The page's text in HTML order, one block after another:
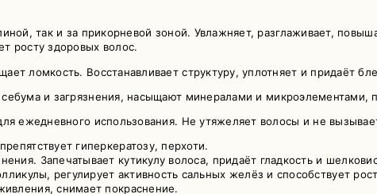
так и за прикорневой зоной. Увлажняет, разглаживает,
росту здоровых волос.
ломкость. Восстанавливает структуру, уплотняет и придаёт
и загрязнения, насыщают минералами и микроэлементами,
ежедневного использования. Не утяжеляет волосы и не
гиперкератозу, перхоти.
Запечатывает кутикулу волоса, придаёт гладкость и
регулирует активность сальных желёз и способствует
снимает покраснение.